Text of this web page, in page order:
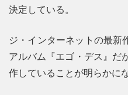
決定している。
ジ・インターネットの最
アルバム『エゴ・デス』だ
作していることが明らかに